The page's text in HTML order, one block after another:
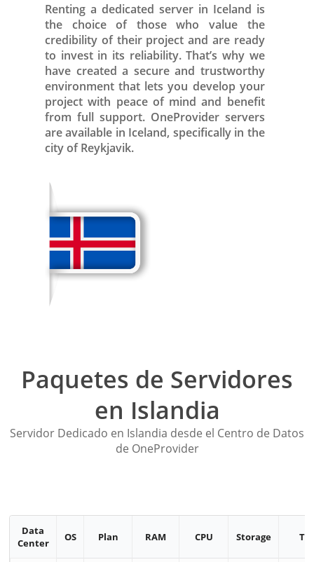
Renting a dedicated server in Iceland is
the choice of those who value the
credibility of their project and are ready
to invest in its reliability. That’s why we
have created a secure and trustworthy
environment that lets you develop your
project with peace of mind and benefit
from full support. OneProvider servers
are available in Iceland, specifically in the
city of Reykjavik.
Paquetes de Servidores
en Islandia
Servidor Dedicado en Islandia desde el Centro de Datos
de OneProvider
Data
Center
OS Plan RAM CPU Storage